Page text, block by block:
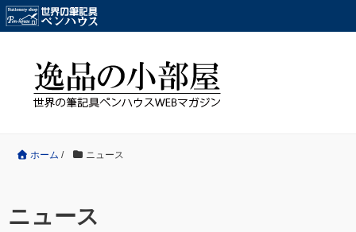
ホーム / ニュース
ニュース